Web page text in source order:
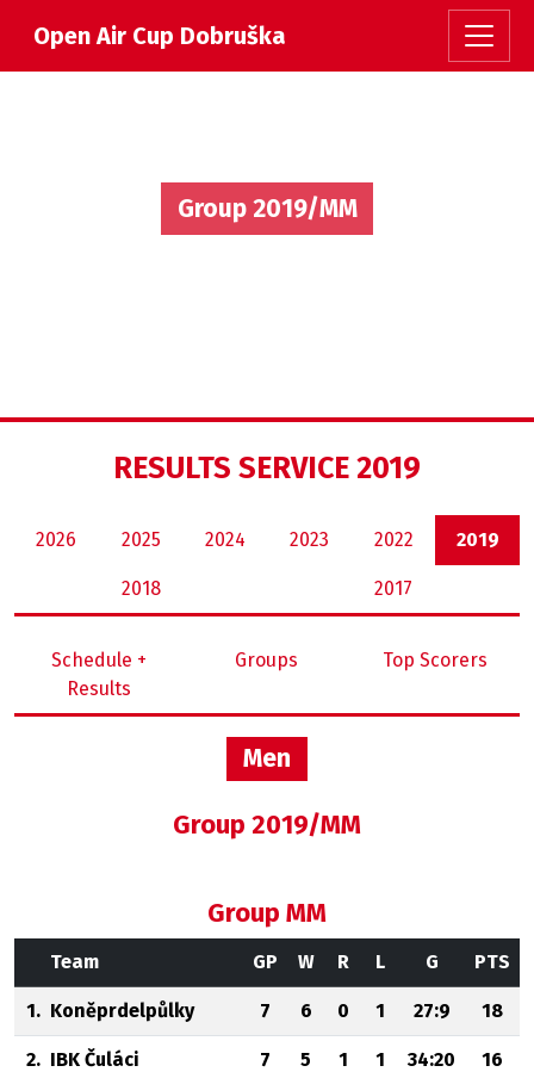
Open Air Cup Dobruška
Group 2019/MM
RESULTS SERVICE 2019
2026 2025 2024 2023 2022 2019
2018 2017
Schedule +
Results
Groups Top Scorers
Men
Group 2019/MM
Group MM
Team GP W R L G PTS
1. Koněprdelpůlky 7 6 0 1 27:9 18
2. IBK Čuláci 7 5 1 1 34:20 16